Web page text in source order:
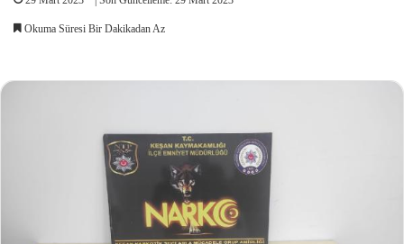
Okuma Süresi Bir Dakikadan Az